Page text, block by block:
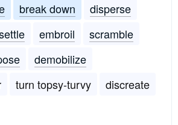
break down
disperse
embroil
scramble
demobilize
turn topsy-turvy
discreate